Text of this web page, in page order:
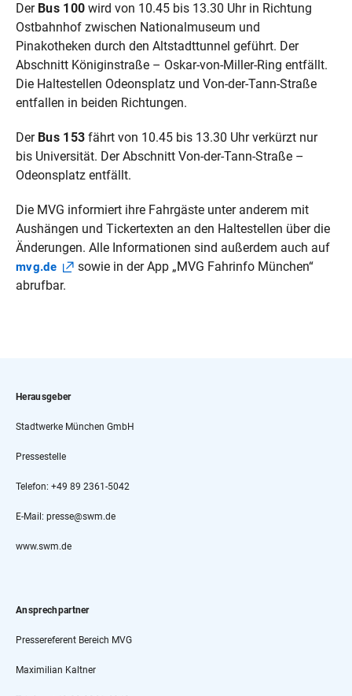
Der Bus 100 wird von 10.45 bis 13.30 Uhr in Richtung
Ostbahnhof zwischen Nationalmuseum und
Pinakotheken durch den Altstadttunnel geführt. Der
Abschnitt Königinstraße – Oskar-von-Miller-Ring entfällt.
Die Haltestellen Odeonsplatz und Von-der-Tann-Straße
entfallen in beiden Richtungen.
Der Bus 153 fährt von 10.45 bis 13.30 Uhr verkürzt nur
bis Universität. Der Abschnitt Von-der-Tann-Straße –
Odeonsplatz entfällt.
Die MVG informiert ihre Fahrgäste unter anderem mit
Aushängen und Tickertexten an den Haltestellen über die
Änderungen. Alle Informationen sind außerdem auch auf
mvg.de
sowie in der App „MVG Fahrinfo München“
abrufbar.
Herausgeber
Stadtwerke München GmbH
Pressestelle
Telefon: +49 89 2361-5042
E-Mail: presse@swm.de
www.swm.de
Ansprechpartner
Pressereferent Bereich MVG
Maximilian Kaltner